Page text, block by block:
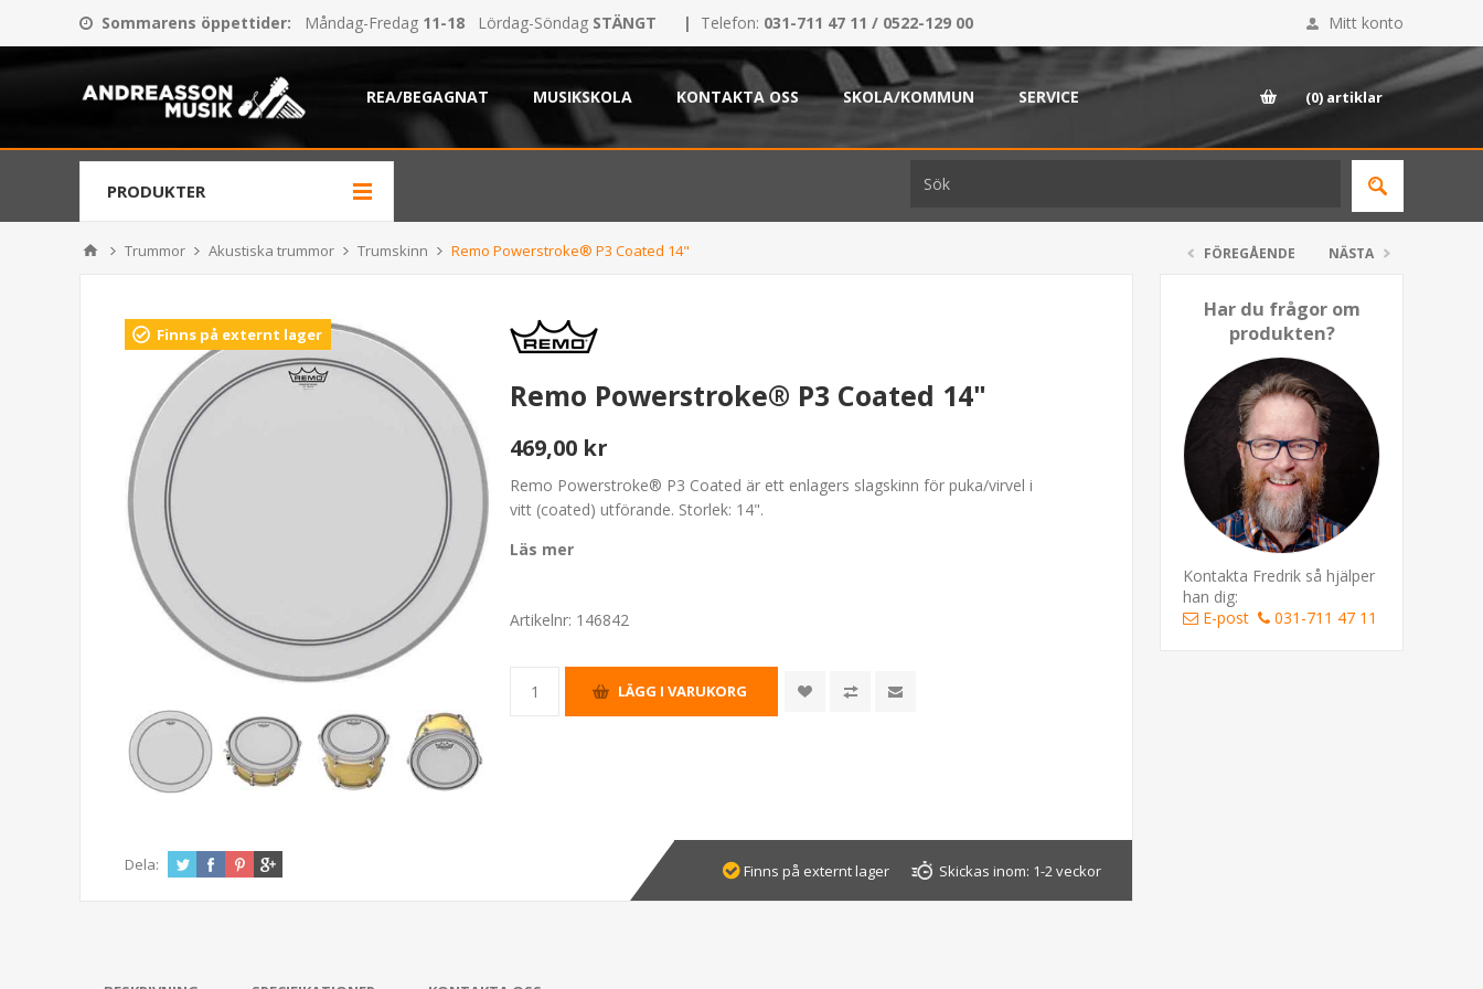
Sommarens öppettider: Måndag-Fredag 11-18 Lördag-Söndag STÄNGT | Telefon: 031-711 47 11 / 0522-129 00 Mitt konto
REA/BEGAGNAT MUSIKSKOLA KONTAKTA OSS SKOLA/KOMMUN SERVICE (0) artiklar
PRODUKTER
Trummor Akustiska trummor Trumskinn Remo Powerstroke® P3 Coated 14" FÖREGÅENDE NÄSTA
Har du frågor om
produkten?
Kontakta Fredrik så hjälper
han dig:
E-post
031-711 47 11
Finns på externt lager
Remo Powerstroke® P3 Coated 14"
469,00 kr
Remo Powerstroke® P3 Coated är ett enlagers slagskinn för puka/virvel i
vitt (coated) utförande. Storlek: 14".
Läs mer
Artikelnr: 146842
Dela: Finns på externt lager Skickas inom: 1-2 veckor